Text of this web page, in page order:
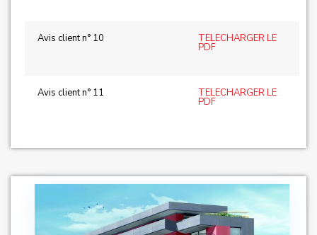
Avis client n° 10 TELECHARGER LE
PDF
Avis client n° 11 TELECHARGER LE
PDF